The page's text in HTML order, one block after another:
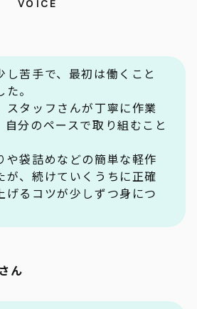
VOICE
し苦手で、最初は働くこと
。
スタッフさんが丁寧に作業
自分のペースで取り組むこと
や袋詰めなどの簡単な軽作
が、続けていくうちに正確
げるコツが少しずつ身につ
ん